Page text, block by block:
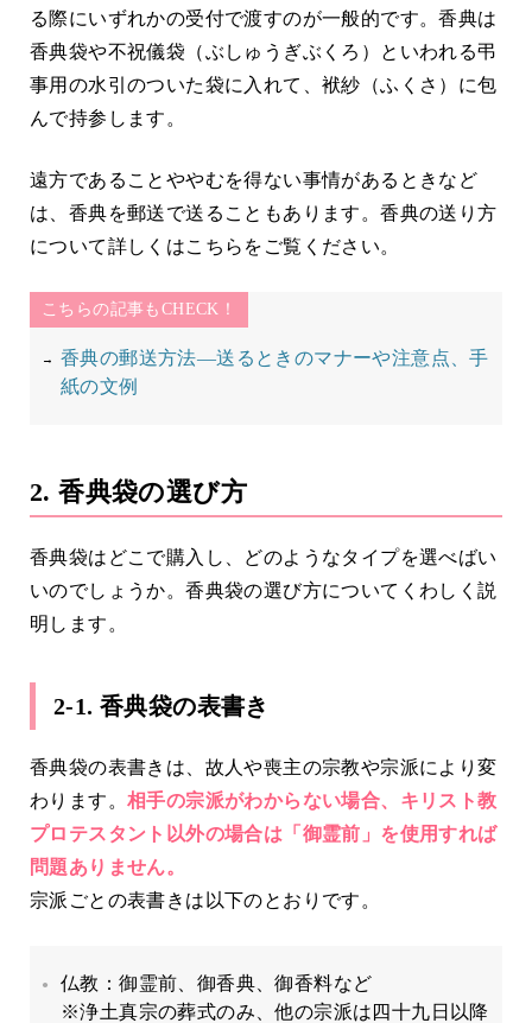
る際にいずれかの受付で渡すのが一般的です。香典は
香典袋や不祝儀袋（ぶしゅうぎぶくろ）といわれる弔
事用の水引のついた袋に入れて、袱紗（ふくさ）に包
んで持参します。
遠方であることややむを得ない事情があるときなど
は、香典を郵送で送ることもあります。香典の送り方
について詳しくはこちらをご覧ください。
こちらの記事もCHECK！
香典の郵送方法―送るときのマナーや注意点、手
紙の文例
2. 香典袋の選び方
香典袋はどこで購入し、どのようなタイプを選べばい
いのでしょうか。香典袋の選び方についてくわしく説
明します。
2-1. 香典袋の表書き
香典袋の表書きは、故人や喪主の宗教や宗派により変
わります。 相手の宗派がわからない場合、キリスト教
プロテスタント以外の場合は「御霊前」を使用すれば
問題ありません。
宗派ごとの表書きは以下のとおりです。
仏教：御霊前、御香典、御香料など
※浄土真宗の葬式のみ、他の宗派は四十九日以降